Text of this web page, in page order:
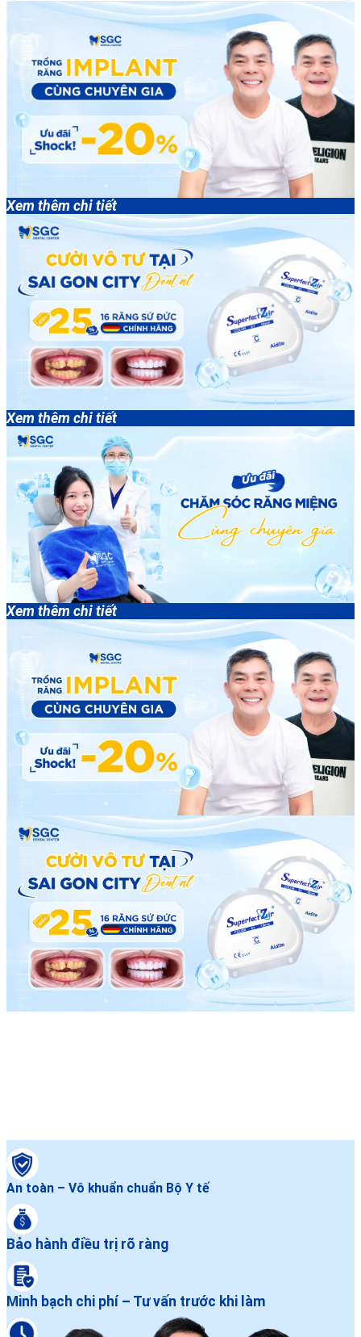
Xem thêm chi tiết
Xem thêm chi tiết
Xem thêm chi tiết
An toàn – Vô khuẩn chuẩn Bộ Y tế
Bảo hành điều trị rõ ràng
Minh bạch chi phí – Tư vấn trước khi làm